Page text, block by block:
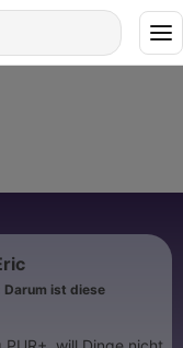
ist diese